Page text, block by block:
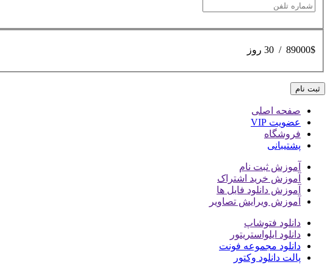
89000$
/ 30 روز
صفحه اصلی
عضویت VIP
فروشگاه
پشتیبانی
آموزش ثبت نام
آموزش خرید اشتراک
آموزش دانلود فایل ها
آموزش ویرایش تصاویر
دانلود فتوشاپ
دانلود ایلواستریتور
دانلود مجموعه فونت
پالت دانلود وکتور